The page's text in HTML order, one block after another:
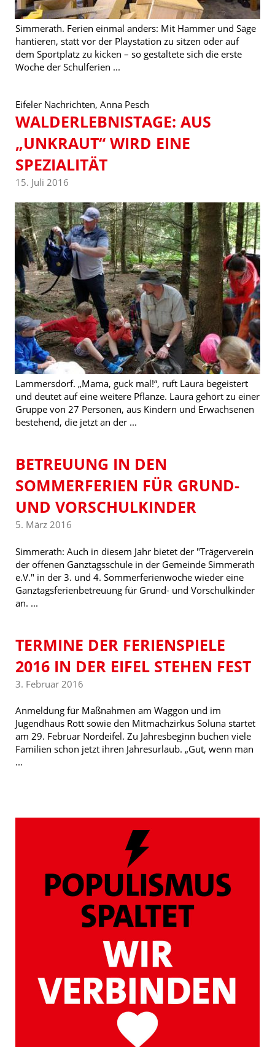
Simmerath. Ferien einmal anders: Mit Hammer und Säge
hantieren, statt vor der Playstation zu sitzen oder auf
dem Sportplatz zu kicken – so gestaltete sich die erste
Woche der Schulferien ...
Eifeler Nachrichten, Anna Pesch
WALDERLEBNISTAGE: AUS
„UNKRAUT“ WIRD EINE
SPEZIALITÄT
15. Juli 2016
Lammersdorf. „Mama, guck mal!“, ruft Laura begeistert
und deutet auf eine weitere Pflanze. Laura gehört zu einer
Gruppe von 27 Personen, aus Kindern und Erwachsenen
bestehend, die jetzt an der ...
BETREUUNG IN DEN
SOMMERFERIEN FÜR GRUND-
UND VORSCHULKINDER
5. März 2016
Simmerath: Auch in diesem Jahr bietet der "Trägerverein
der offenen Ganztagsschule in der Gemeinde Simmerath
e.V." in der 3. und 4. Sommerferienwoche wieder eine
Ganztagsferienbetreuung für Grund- und Vorschulkinder
an. ...
TERMINE DER FERIENSPIELE
2016 IN DER EIFEL STEHEN FEST
3. Februar 2016
Anmeldung für Maßnahmen am Waggon und im
Jugendhaus Rott sowie den Mitmachzirkus Soluna startet
am 29. Februar Nordeifel. Zu Jahresbeginn buchen viele
Familien schon jetzt ihren Jahresurlaub. „Gut, wenn man
...